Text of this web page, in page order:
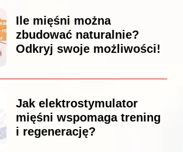
Ile mięśni można
zbudować naturalnie?
Odkryj swoje możliwości!
Jak elektrostymulator
mięśni wspomaga trening
i regenerację?